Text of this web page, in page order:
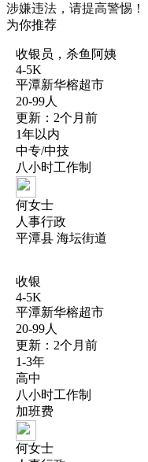
涉嫌违法，请提高警惕！
为你推荐
收银员，杀鱼阿姨
4-5K
平潭新华榕超市
20-99人
更新：2个月前
1年以内
中专/中技
八小时工作制
何女士
人事行政
平潭县 海坛街道
收银
4-5K
平潭新华榕超市
20-99人
更新：2个月前
1-3年
高中
八小时工作制
加班费
何女士